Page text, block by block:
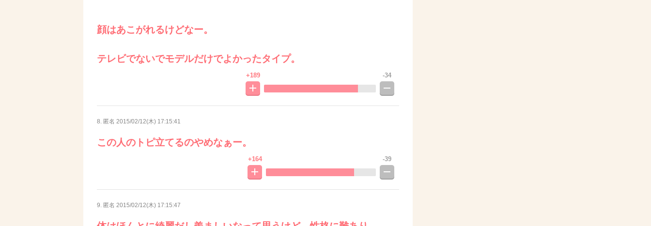
顔はあこがれるけどなー。
テレビでないでモデルだけでよかったタイプ。
+189 -34
8. 匿名 2015/02/12(木) 17:15:41
この人のトピ立てるのやめなぁー。
+164 -39
9. 匿名 2015/02/12(木) 17:15:47